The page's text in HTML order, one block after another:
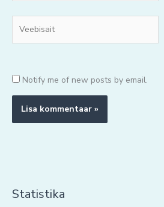
Notify me of new posts by email.
Statistika